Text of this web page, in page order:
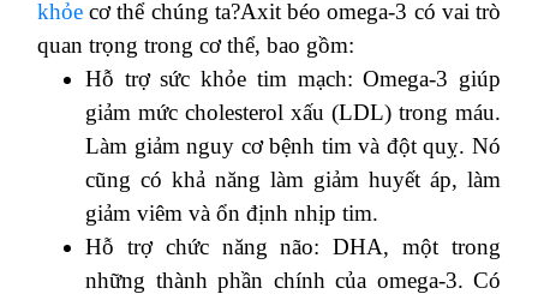
khỏe cơ thể chúng ta?Axit béo omega-3 có vai trò
quan trọng trong cơ thể, bao gồm:
Hỗ trợ sức khỏe tim mạch: Omega-3 giúp
giảm mức cholesterol xấu (LDL) trong máu.
Làm giảm nguy cơ bệnh tim và đột quỵ. Nó
cũng có khả năng làm giảm huyết áp, làm
giảm viêm và ổn định nhịp tim.
Hỗ trợ chức năng não: DHA, một trong
những thành phần chính của omega-3. Có